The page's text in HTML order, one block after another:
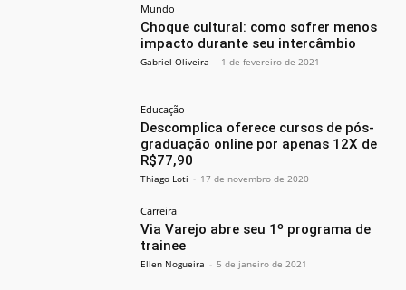
Mundo
Choque cultural: como sofrer menos
impacto durante seu intercâmbio
Gabriel Oliveira - 1 de fevereiro de 2021
Educação
Descomplica oferece cursos de pós-
graduação online por apenas 12X de
R$77,90
Thiago Loti - 17 de novembro de 2020
Carreira
Via Varejo abre seu 1º programa de
trainee
Ellen Nogueira - 5 de janeiro de 2021